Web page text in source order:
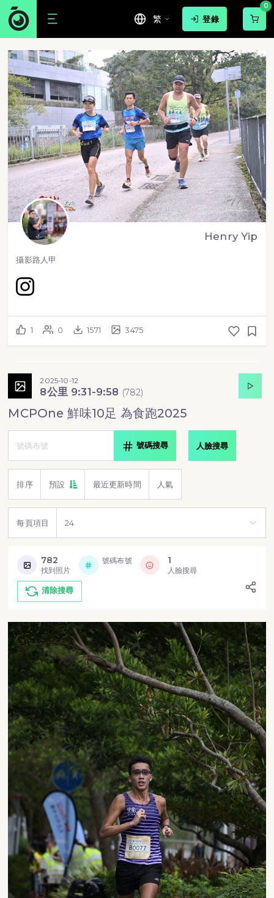
繁 登錄
0
Henry Yip
攝影路人甲
1 0 1571 3475
2025-10-12
8公里 9:31-9:58 (782)
MCPOne 鮮味10足 為食跑2025
號碼搜尋 人臉搜尋
排序 預設 最近更新時間 人氣
每頁項目
782
找到照片
號碼布號 1
人臉搜尋
清除搜尋